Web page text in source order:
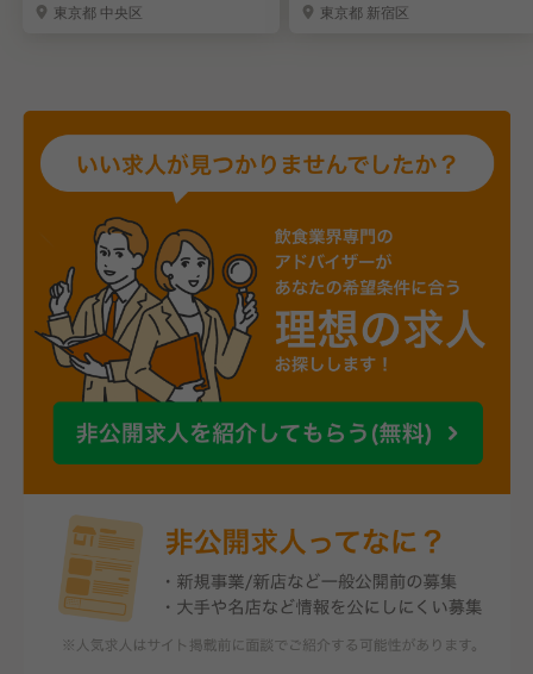
東京都 中央区
東京都 新宿区